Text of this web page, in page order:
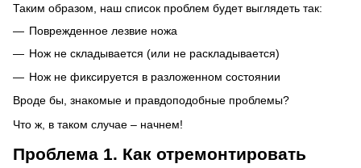
Таким образом, наш список проблем будет выглядеть так:
Поврежденное лезвие ножа
Нож не складывается (или не раскладывается)
Нож не фиксируется в разложенном состоянии
Вроде бы, знакомые и правдоподобные проблемы?
Что ж, в таком случае – начнем!
Проблема 1. Как отремонтировать